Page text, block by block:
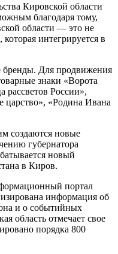
Кировской области
благодаря тому,
области — это не
интегрируется в
бренды. Для продвижения
знаки «Ворота
рассветов России»,
царство», «Родина Ивана
создаются новые
губернатора
новый
в Киров.
портал
информация об
и о событийных
область отмечает свое
порядка 800